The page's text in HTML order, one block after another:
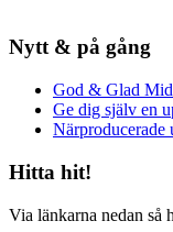
Nytt & på gång
God & Glad
Ge dig själv en
Närproducerade
Hitta hit!
Via länkarna nedan så